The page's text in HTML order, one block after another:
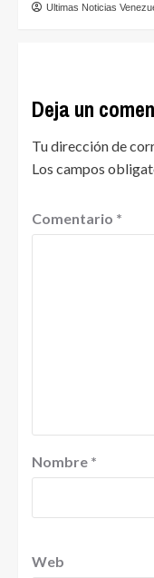
Ultimas Noticias
Deja un
Tu dirección de
Los campos
Comentario *
Nombre *
Web